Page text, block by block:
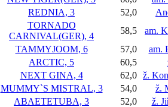
REDNIA, 3 52,0
TORNADO
CARNIVAL(GER), 4
58,5
am.
TAMMYJOOM, 6 57,0
am.
ARCTIC, 5 60,5
NEXT GINA, 4 62,0 ž.
MUMMY`S MISTRAL, 3 54,0
ž.
ABAETETUBA, 3 52,0
ž.